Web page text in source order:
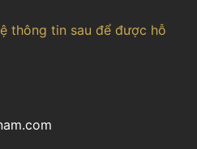
thông tin sau để được hỗ